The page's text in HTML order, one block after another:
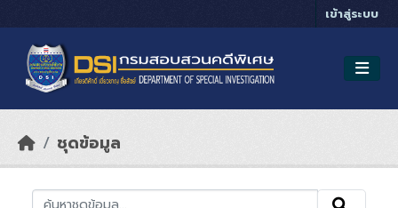
เข้าสู่ระบบ
ชุดข้อมูล